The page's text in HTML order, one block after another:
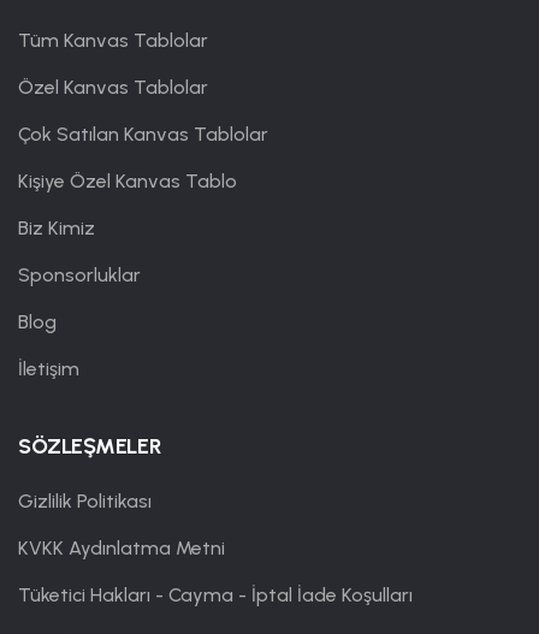
Tüm Kanvas Tablolar
Özel Kanvas Tablolar
Çok Satılan Kanvas Tablolar
Kişiye Özel Kanvas Tablo
Biz Kimiz
Sponsorluklar
Blog
İletişim
SÖZLEŞMELER
Gizlilik Politikası
KVKK Aydınlatma Metni
Tüketici Hakları - Cayma - İptal İade Koşulları